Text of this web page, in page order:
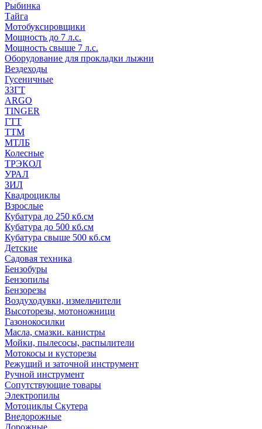
Рыбинка
Тайга
Мотобуксировщики
Мощность до 7 л.с.
Мощность свыше 7 л.с.
Оборудование для прокладки лыжни
Вездеходы
Гусеничные
ЗЗГТ
ARGO
TINGER
ГТТ
ТТМ
МТЛБ
Колесные
ТРЭКОЛ
УРАЛ
ЗИЛ
Квадроциклы
Взрослые
Кубатура до 250 кб.см
Кубатура до 500 кб.см
Кубатура свыше 500 кб.см
Детские
Садовая техника
Бензобуры
Бензопилы
Бензорезы
Воздуходувки, измельчители
Высоторезы, мотоножници
Газонокосилки
Масла, смазки. канистры
Мойки, пылесосы, распылители
Мотокосы и кусторезы
Режущий и заточной инструмент
Ручной инструмент
Сопутствующие товары
Электропилы
Мотоциклы Скутера
Внедорожные
Дорожные